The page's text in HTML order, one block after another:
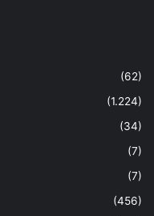
(62)
(1.224)
(34)
(7)
(7)
(456)